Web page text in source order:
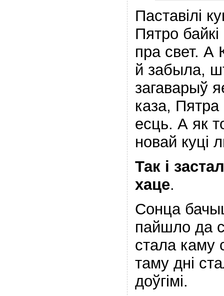
Паставілі
Пятро
пра свет. А
й забыла,
загаварыў
каза,
есць. А як
новай куці
Так і
хаце.
Сонца
пайшло да
стала каму
таму дні
доўгімі.